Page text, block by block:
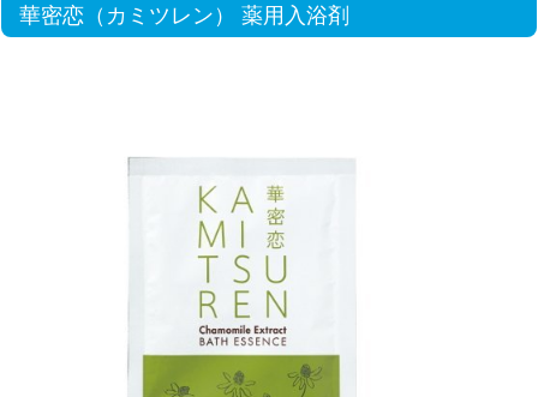
華密恋（カミツレン） 薬用入浴剤